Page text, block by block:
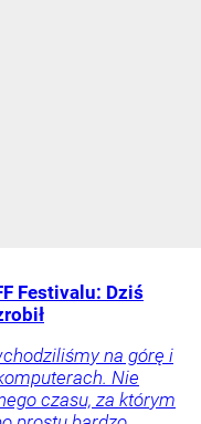
Festivalu: Dziś
na górę i
Nie
czasu, za którym